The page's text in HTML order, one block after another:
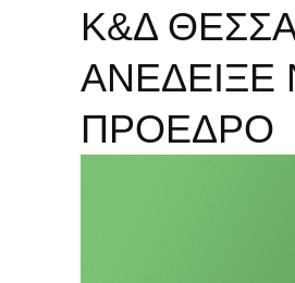
Κ&Δ
ΑΝΕΔΕΙΞΕ
ΠΡΟΕΔΡΟ